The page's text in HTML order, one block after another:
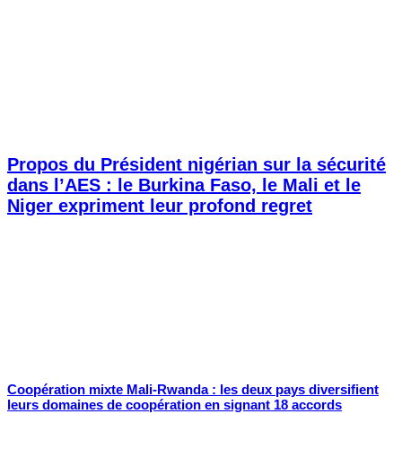
Propos du Président nigérian sur la sécurité
dans l’AES : le Burkina Faso, le Mali et le
Niger expriment leur profond regret
Coopération mixte Mali-Rwanda : les deux pays diversifient
leurs domaines de coopération en signant 18 accords